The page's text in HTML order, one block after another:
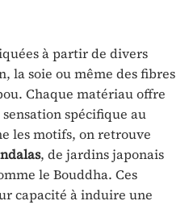
à partir de divers
la soie ou même des fibres
Chaque matériau offre
spécifique au
les motifs, on retrouve
, de jardins japonais
le Bouddha. Ces
capacité à induire une